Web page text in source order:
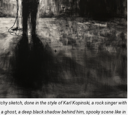
sketch, done in the style of Karl Kopinski, a rock singer with
ghost, a deep black shadow behind him, spooky scene like in